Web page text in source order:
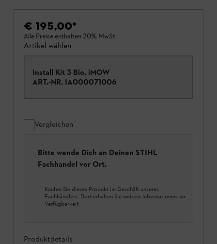
€ 195,00*
Alle Preise enthalten 20% MwSt.
Artikel wählen
Install Kit 3 Bio, iMOW
ART.-NR. IA000071006
Vergleichen
Bitte wende Dich an Deinen STIHL
Fachhandel vor Ort.
Kaufen Sie dieses Produkt im Geschäft unseres
Fachhändlers. Dort erhalten Sie weitere Informationen zur
Verfügbarkeit.
Produktdetails